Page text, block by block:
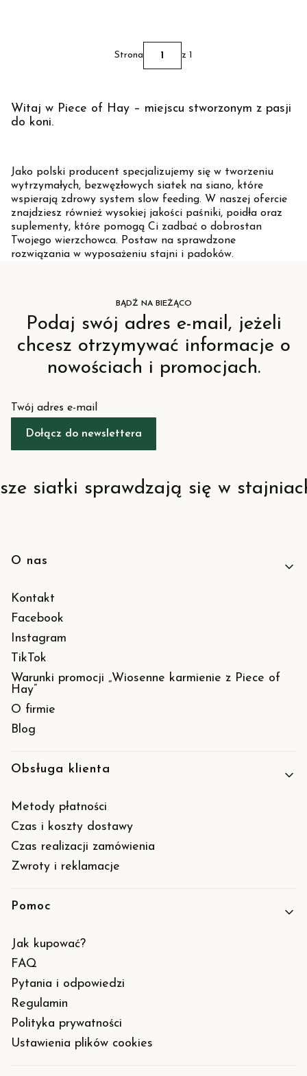
Strona z 1
Witaj w Piece of Hay – miejscu stworzonym z pasji
do koni.
Jako polski producent specjalizujemy się w tworzeniu
wytrzymałych, bezwęzłowych siatek na siano, które
wspierają zdrowy system slow feeding. W naszej ofercie
znajdziesz również wysokiej jakości paśniki, poidła oraz
suplementy, które pomogą Ci zadbać o dobrostan
Twojego wierzchowca. Postaw na sprawdzone
rozwiązania w wyposażeniu stajni i padoków.
BĄDŹ NA BIEŻĄCO
Podaj swój adres e-mail, jeżeli
chcesz otrzymywać informacje o
nowościach i promocjach.
Twój adres e-mail
Dołącz do newslettera
siatki sprawdzają się w
Linki w stopce
O nas
Kontakt
Facebook
Instagram
TikTok
Warunki promocji „Wiosenne karmienie z Piece of
Hay”
O firmie
Blog
Obsługa klienta
Metody płatności
Czas i koszty dostawy
Czas realizacji zamówienia
Zwroty i reklamacje
Pomoc
Jak kupować?
FAQ
Pytania i odpowiedzi
Regulamin
Polityka prywatności
Ustawienia plików cookies